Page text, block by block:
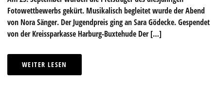
Fotowettbewerbs gekürt. Musikalisch begleitet wurde der Abend
von Nora Sänger. Der Jugendpreis ging an Sara Gödecke. Gespendet
von der Kreissparkasse Harburg-Buxtehude Der […]
WEITER LESEN